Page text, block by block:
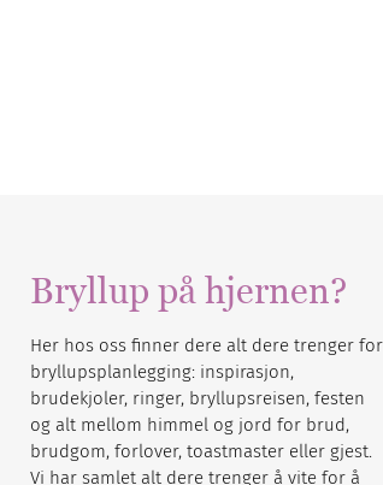
Bryllup på hjernen?
Her hos oss finner dere alt dere trenger for
bryllupsplanlegging: inspirasjon,
brudekjoler, ringer, bryllupsreisen, festen
og alt mellom himmel og jord for brud,
brudgom, forlover, toastmaster eller gjest.
Vi har samlet alt dere trenger å vite for å